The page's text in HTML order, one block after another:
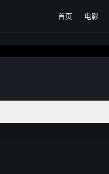
首页 电影